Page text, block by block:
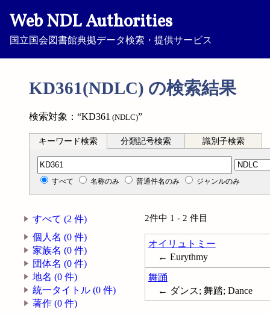
Web NDL Authorities
国立国会図書館典拠データ検索・提供サービス
KD361(NDLC) の検索結果
検索対象：“KD361 (NDLC)”
キーワード検索 分類記号検索 識別子検索
分類記号検索
すべて 名称のみ 普通件名のみ ジャンルのみ
すべて (2 件)
個人名 (0 件)
家族名 (0 件)
団体名 (0 件)
地名 (0 件)
統一タイトル (0 件)
著作 (0 件)
2件中 1 - 2 件目
オイリュトミー
← Eurythmy
舞踊
← ダンス; 舞踏; Dance